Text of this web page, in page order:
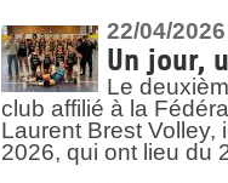
22/04/2026
Un jour,
Le
club affilié à la
Laurent Brest Volley,
2026, qui ont lieu du